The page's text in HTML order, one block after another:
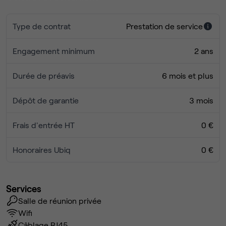
Type de contrat Prestation de service
Engagement minimum 2 ans
Durée de préavis 6 mois et plus
Dépôt de garantie 3 mois
Frais d'entrée HT 0 €
Honoraires Ubiq 0 €
Services
Salle de réunion privée
Wifi